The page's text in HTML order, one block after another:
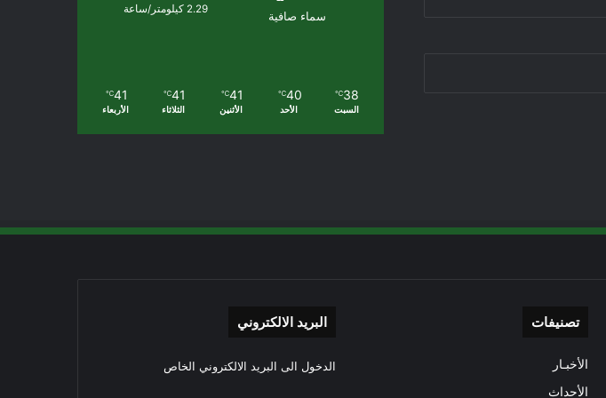
سماء صافية 2.29 كيلومتر/ساعة
38
℃
السبت
40
℃
الأحد
41
℃
الأثنين
41
℃
الثلاثاء
41
℃
الأربعاء
تصنيفات
الأخبـار
الأحداث
البريد الالكتروني
الدخول الى البريد الالكتروني الخاص